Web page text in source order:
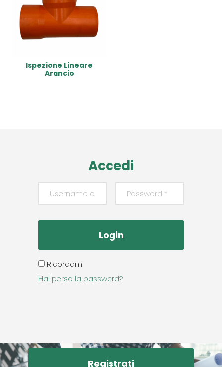
Ispezione Lineare
Arancio
Accedi
Ricordami
Hai perso la password?
Registrati